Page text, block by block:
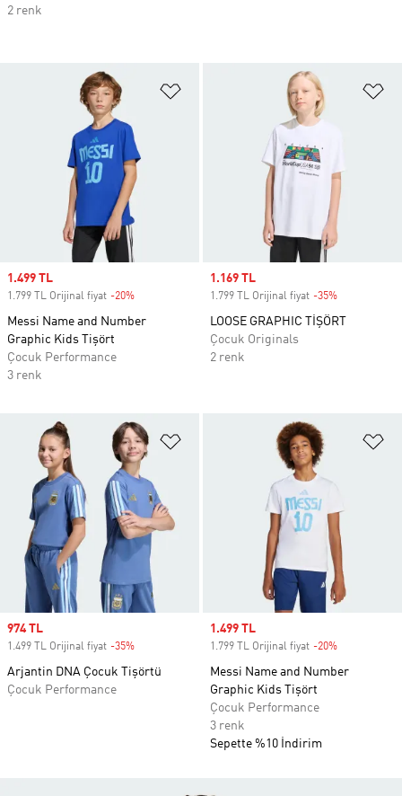
Favori Listesine Ekle
Sale price
1.499 TL
1.799 TL Orijinal fiyat -20%
Messi Name and Number
Graphic Kids Tişört
Çocuk Performance
3 renk
Sale price
1.169 TL
1.799 TL Orijinal fiyat -35%
LOOSE GRAPHIC TİŞÖRT
Çocuk Originals
2 renk
Favori Listesine Ekle
Sale price
974 TL
1.499 TL Orijinal fiyat -35%
Arjantin DNA Çocuk Tişörtü
Çocuk Performance
Sale price
1.499 TL
1.799 TL Orijinal fiyat -20%
Messi Name and Number
Graphic Kids Tişört
Çocuk Performance
3 renk
Sepette %10 İndirim
2 renk